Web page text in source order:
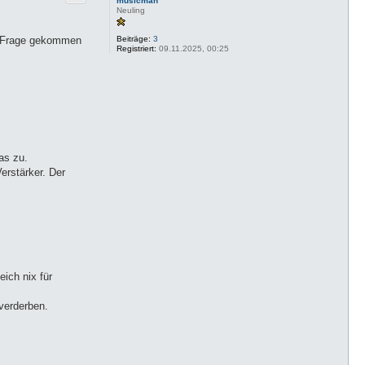
Neuling
Beiträge: 3
Registriert: 09.11.2025, 00:25
gekommen
zu.
Der
nix für